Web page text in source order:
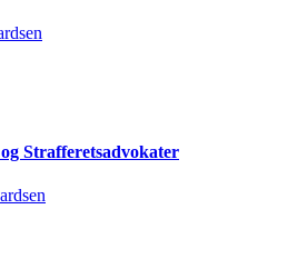
Strafferetsadvokater